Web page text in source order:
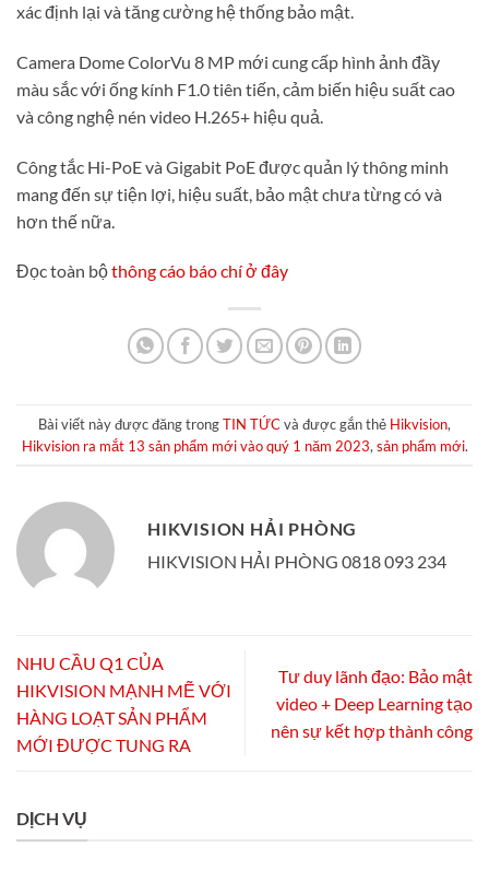
xác định lại và tăng cường hệ thống bảo mật.
Camera Dome ColorVu 8 MP mới cung cấp hình ảnh đầy
màu sắc với ống kính F1.0 tiên tiến, cảm biến hiệu suất cao
và công nghệ nén video H.265+ hiệu quả.
Công tắc Hi-PoE và Gigabit PoE được quản lý thông minh
mang đến sự tiện lợi, hiệu suất, bảo mật chưa từng có và
hơn thế nữa.
Đọc toàn bộthông cáo báo chí ở đây
Bài viết này được đăng trongTIN TỨCvà được gắn thẻ Hikvision,
Hikvision ra mắt 13 sản phẩm mới vào quý 1 năm 2023, sản phẩm mới.
HIKVISION HẢI PHÒNG
HIKVISION HẢI PHÒNG 0818 093 234
NHU CẦU Q1 CỦA
HIKVISION MẠNH MẼ VỚI
HÀNG LOẠT SẢN PHẨM
MỚI ĐƯỢC TUNG RA
Tư duy lãnh đạo: Bảo mật
video + Deep Learning tạo
nên sự kết hợp thành công
DỊCH VỤ